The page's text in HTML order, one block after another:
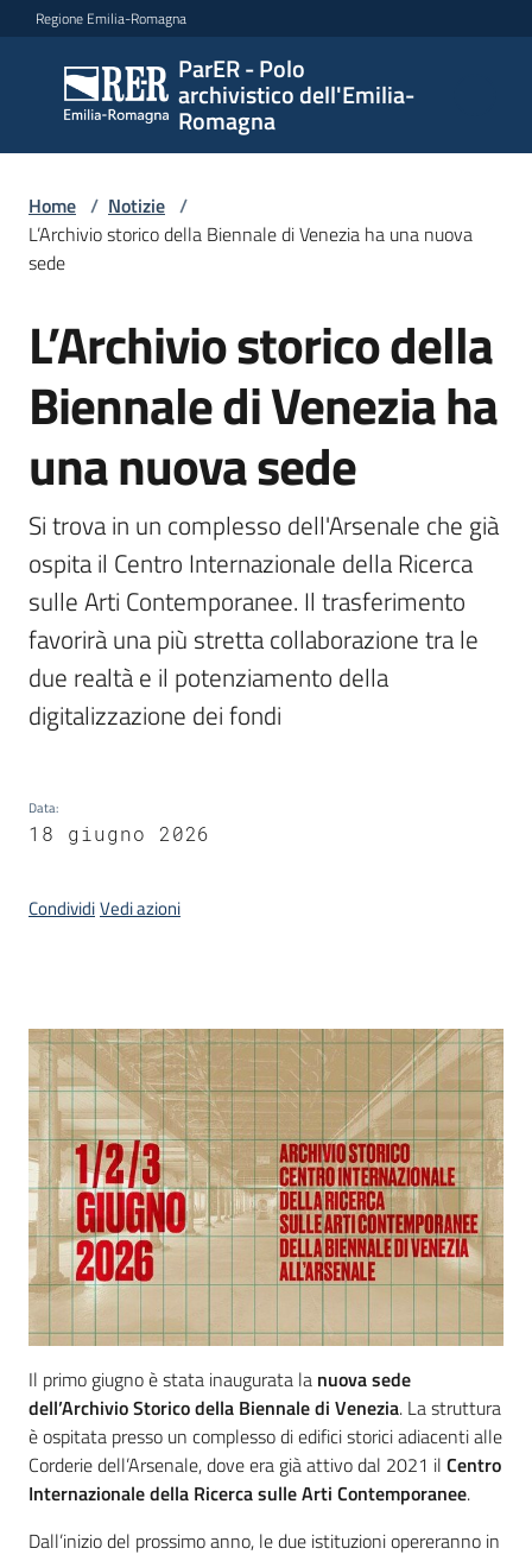
Vai al contenuto
Vai alla navigazione
Vai al footer
Regione Emilia-Romagna
ParER - Polo
archivistico dell'Emilia-
Romagna
ParER -
Polo
archivistico
Romagna
archivistico
Archivio
storico
Conservazione
Argomenti
Contatti
Seguici
Home / Notizie /
L’Archivio storico della Biennale di Venezia ha una nuova
sede
Salta al contenuto
L’Archivio storico della
Biennale di Venezia ha
una nuova sede
Si trova in un complesso dell'Arsenale che già
ospita il Centro Internazionale della Ricerca
sulle Arti Contemporanee. Il trasferimento
favorirà una più stretta collaborazione tra le
due realtà e il potenziamento della
digitalizzazione dei fondi
Data:
18 giugno 2026
CondividiVedi azioni
Introduzione
Il primo giugno è stata inaugurata la nuova sede
dell’Archivio Storico della Biennale di Venezia. La struttura
è ospitata presso un complesso di edifici storici adiacenti alle
Corderie dell’Arsenale, dove era già attivo dal 2021 il Centro
Internazionale della Ricerca sulle Arti Contemporanee.
Dall’inizio del prossimo anno, le due istituzioni opereranno in